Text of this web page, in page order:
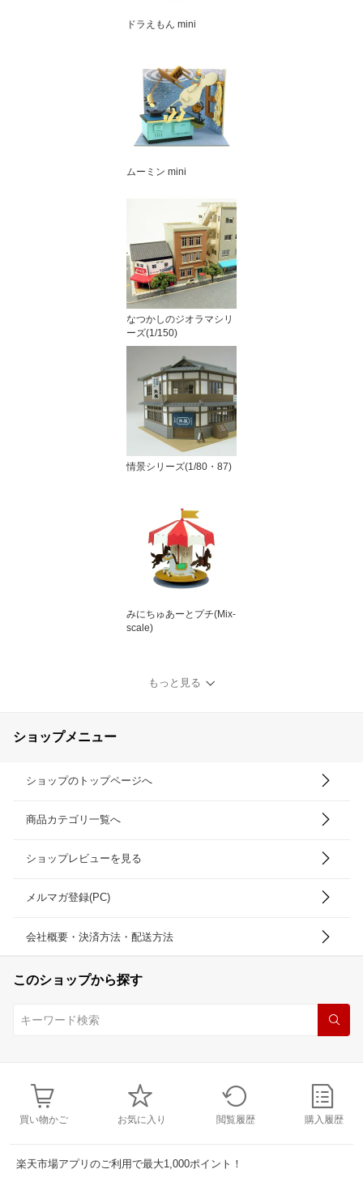
ドラえもん mini
ムーミン mini
なつかしのジオラマシリ
ーズ(1/150)
情景シリーズ(1/80・87)
みにちゅあーとプチ(Mix-
scale)
もっと見る
ショップメニュー
ショップのトップページへ
商品カテゴリ一覧へ
ショップレビューを見る
メルマガ登録(PC)
会社概要・決済方法・配送方法
このショップから探す
買い物かご お気に入り 閲覧履歴 購入履歴
楽天市場アプリのご利用で最大1,000ポイント！